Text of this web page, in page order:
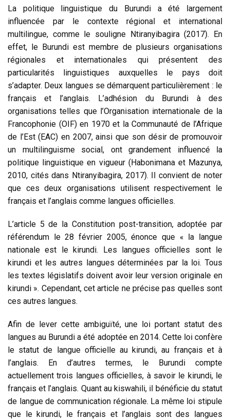
La politique linguistique du Burundi a été largement
influencée par le contexte régional et international
multilingue, comme le souligne Ntiranyibagira (2017). En
effet, le Burundi est membre de plusieurs organisations
régionales et internationales qui présentent des
particularités linguistiques auxquelles le pays doit
s’adapter. Deux langues se démarquent particulièrement : le
français et l’anglais. L’adhésion du Burundi à des
organisations telles que l’Organisation internationale de la
Francophonie (OIF) en 1970 et la Communauté de l’Afrique
de l’Est (EAC) en 2007, ainsi que son désir de promouvoir
un multilinguisme social, ont grandement influencé la
politique linguistique en vigueur (Habonimana et Mazunya,
2010, cités dans Ntiranyibagira, 2017). Il convient de noter
que ces deux organisations utilisent respectivement le
français et l’anglais comme langues officielles.
L’article 5 de la Constitution post-transition, adoptée par
référendum le 28 février 2005, énonce que « la langue
nationale est le kirundi. Les langues officielles sont le
kirundi et les autres langues déterminées par la loi. Tous
les textes législatifs doivent avoir leur version originale en
kirundi ». Cependant, cet article ne précise pas quelles sont
ces autres langues.
Afin de lever cette ambiguïté, une loi portant statut des
langues au Burundi a été adoptée en 2014. Cette loi confère
le statut de langue officielle au kirundi, au français et à
l’anglais. En d’autres termes, le Burundi compte
actuellement trois langues officielles, à savoir le kirundi, le
français et l’anglais. Quant au kiswahili, il bénéficie du statut
de langue de communication régionale. La même loi stipule
que le kirundi, le français et l’anglais sont des langues